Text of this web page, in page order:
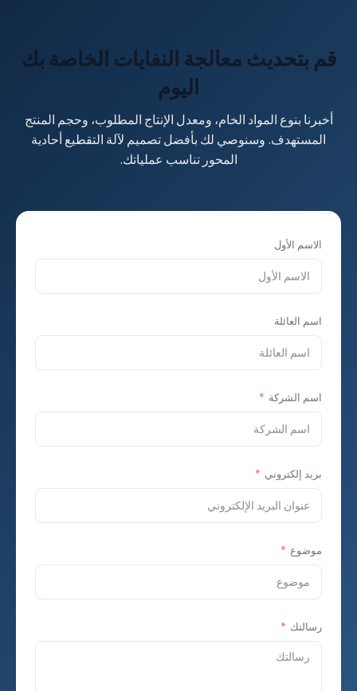
قم بتحديث معالجة النفايات الخاصة بك
اليوم
أخبرنا بنوع المواد الخام، ومعدل الإنتاج المطلوب، وحجم المنتج
المستهدف. وسنوصي لك بأفضل تصميم لآلة التقطيع أحادية
المحور تناسب عملياتك.
الاسم الأول
اسم العائلة
اسم الشركة
بريد إلكتروني
موضوع
رسالتك